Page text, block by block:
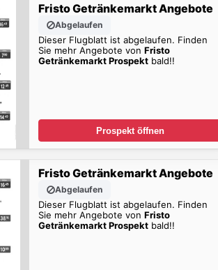
Fristo Getränkemarkt Angebote
Abgelaufen
Dieser Flugblatt ist abgelaufen. Finden
Sie mehr Angebote von Fristo
Getränkemarkt Prospektbald!!
Prospekt öffnen
Fristo Getränkemarkt Angebote
Abgelaufen
Dieser Flugblatt ist abgelaufen. Finden
Sie mehr Angebote von Fristo
Getränkemarkt Prospektbald!!